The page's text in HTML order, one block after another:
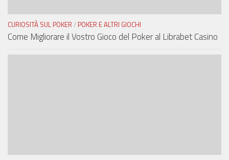
CURIOSITÀ SUL POKER / POKER E ALTRI GIOCHI
Come Migliorare il Vostro Gioco del Poker al Librabet Casino